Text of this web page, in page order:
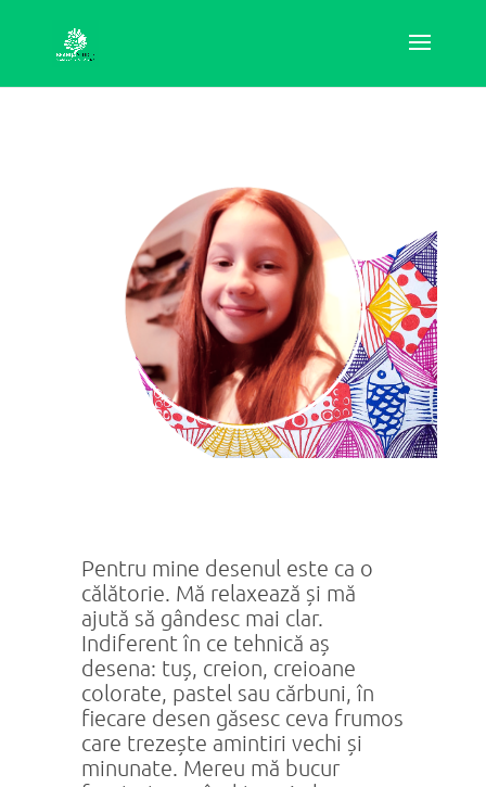
Pentru mine desenul este ca o
călătorie. Mă relaxează și mă
ajută să gândesc mai clar.
Indiferent în ce tehnică aș
desena: tuș, creion, creioane
colorate, pastel sau cărbuni, în
fiecare desen găsesc ceva frumos
care trezește amintiri vechi și
minunate. Mereu mă bucur